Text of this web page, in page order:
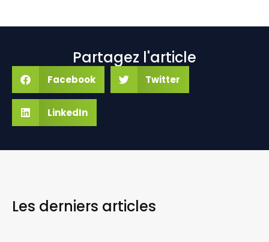
Partagez l'article
Facebook Twitter
LinkedIn
Les derniers articles